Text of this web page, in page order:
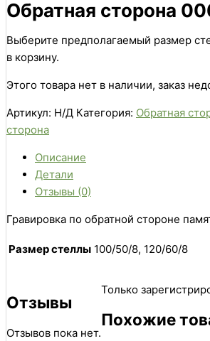
Обратная сторона
Выберите предполагаемый размер
в корзину.
Этого товара нет в наличии, заказ
Артикул: Н/Д Категория: Обратная
сторона
Описание
Детали
Отзывы (0)
Гравировка по обратной стороне
Размер стеллы 100/50/8, 120/60/8
Отзывы
Отзывов пока нет.
Только
Похожие